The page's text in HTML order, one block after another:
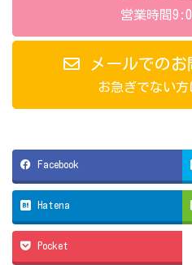
営業時間
メールでの
お急ぎでない
Facebook
Hatena
Pocket